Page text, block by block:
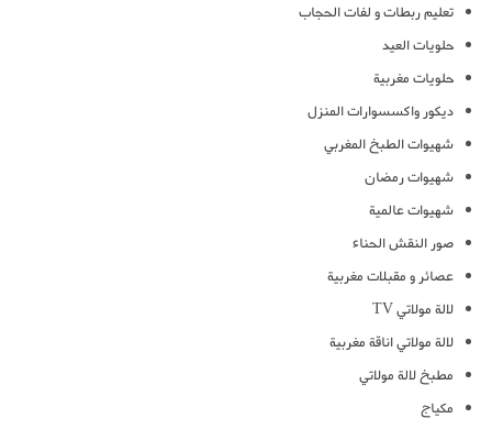
تعليم ربطات و لفات الحجاب
حلويات العيد
حلويات مغربية
ديكور واكسسوارات المنزل
شهيوات الطبخ المغربي
شهيوات رمضان
شهيوات عالمية
صور النقش الحناء
عصائر و مقبلات مغربية
لالة مولاتي TV
لالة مولاتي اناقة مغربية
مطبخ لالة مولاتي
مكياج